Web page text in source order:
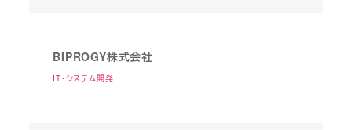
BIPROGY株式会社
IT・システム開発